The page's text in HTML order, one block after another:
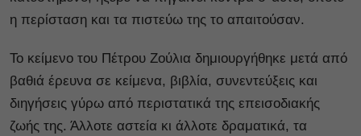
η περίσταση και τα πιστεύω της το απαιτούσαν.
Το κείμενο του Πέτρου Ζούλια δημιουργήθηκε μετά από
βαθιά έρευνα σε κείμενα, βιβλία, συνεντεύξεις και
διηγήσεις γύρω από περιστατικά της επεισοδιακής
ζωής της. Άλλοτε αστεία κι άλλοτε δραματικά, τα